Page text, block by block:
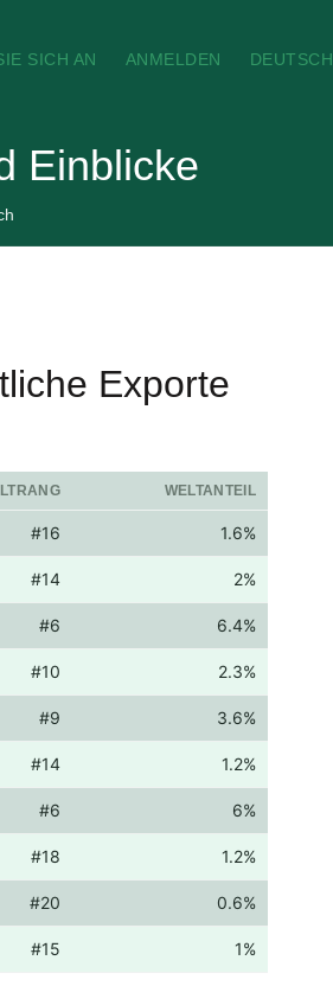
SICH AN ANMELDEN DEUTSCH
Einblicke
Exporte
WELTANTEIL
#16 1.6%
#14 2%
#6 6.4%
#10 2.3%
#9 3.6%
#14 1.2%
#6 6%
#18 1.2%
#20 0.6%
#15 1%